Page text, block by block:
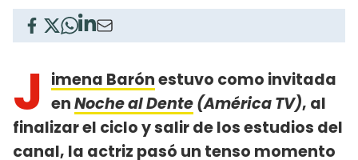
J imena Barónestuvo como invitada
enNoche al Dente(América TV), al
finalizar el ciclo y salir de los estudios del
canal, la actriz pasó un tenso momento